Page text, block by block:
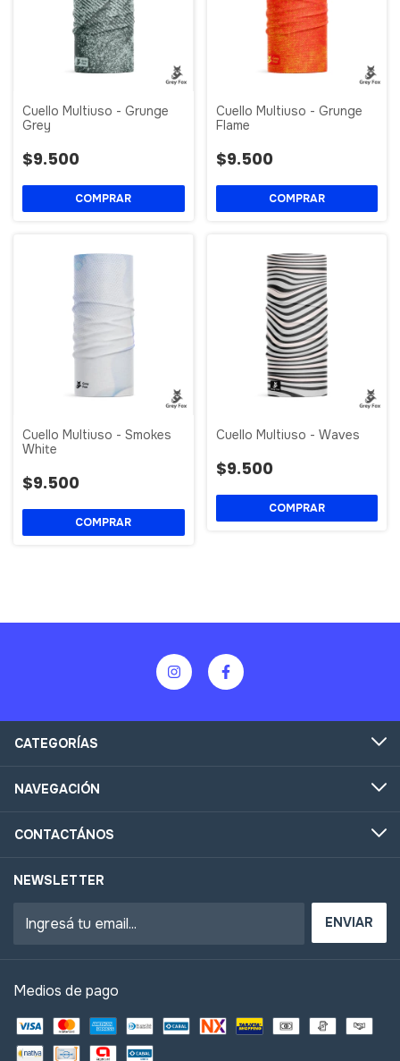
Cuello Multiuso - Grunge
Grey
$9.500
Cuello Multiuso - Grunge
Flame
$9.500
Cuello Multiuso - Smokes
White
$9.500
Cuello Multiuso - Waves
$9.500
CATEGORÍAS
NAVEGACIÓN
CONTACTÁNOS
NEWSLETTER
Medios de pago